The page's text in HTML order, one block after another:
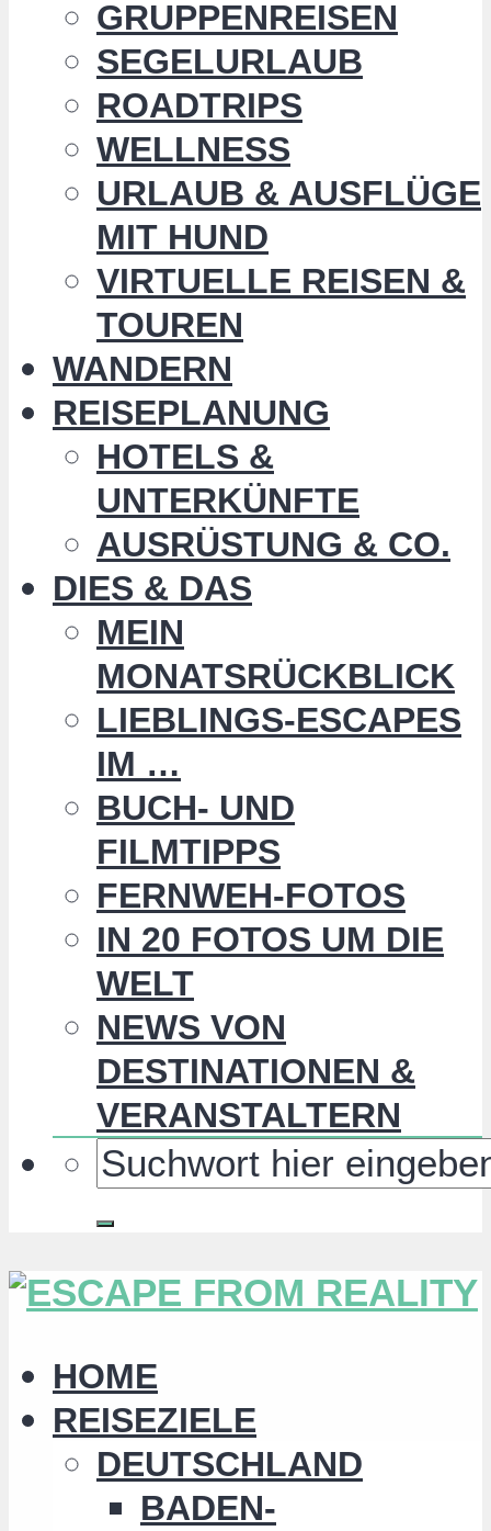
GRUPPENREISEN
SEGELURLAUB
ROADTRIPS
WELLNESS
URLAUB & AUSFLÜGE
MIT HUND
VIRTUELLE REISEN &
TOUREN
WANDERN
REISEPLANUNG
HOTELS &
UNTERKÜNFTE
AUSRÜSTUNG & CO.
DIES & DAS
MEIN
MONATSRÜCKBLICK
LIEBLINGS-ESCAPES
IM …
BUCH- UND
FILMTIPPS
FERNWEH-FOTOS
IN 20 FOTOS UM DIE
WELT
NEWS VON
DESTINATIONEN &
VERANSTALTERN
HOME
REISEZIELE
DEUTSCHLAND
BADEN-